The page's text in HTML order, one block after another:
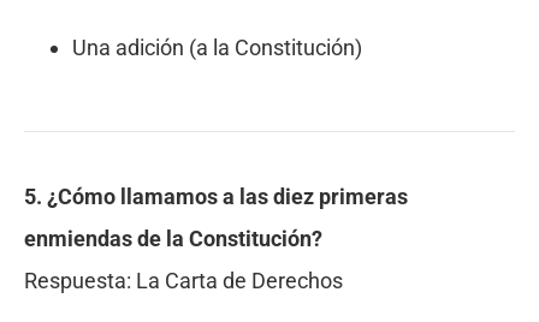
Una adición (a la Constitución)
5. ¿Cómo llamamos a las diez primeras
enmiendas de la Constitución?
Respuesta: La Carta de Derechos